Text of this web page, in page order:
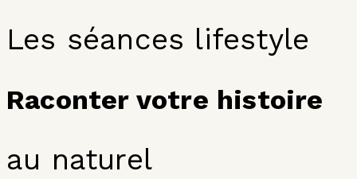
Les séances lifestyle
Raconter votre histoire
au naturel